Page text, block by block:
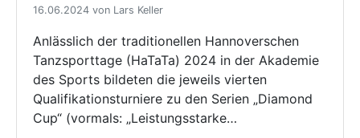
16.06.2024 von Lars Keller
Anlässlich der traditionellen Hannoverschen
Tanzsporttage (HaTaTa) 2024 in der Akademie
des Sports bildeten die jeweils vierten
Qualifikationsturniere zu den Serien „Diamond
Cup“ (vormals: „Leistungsstarke…